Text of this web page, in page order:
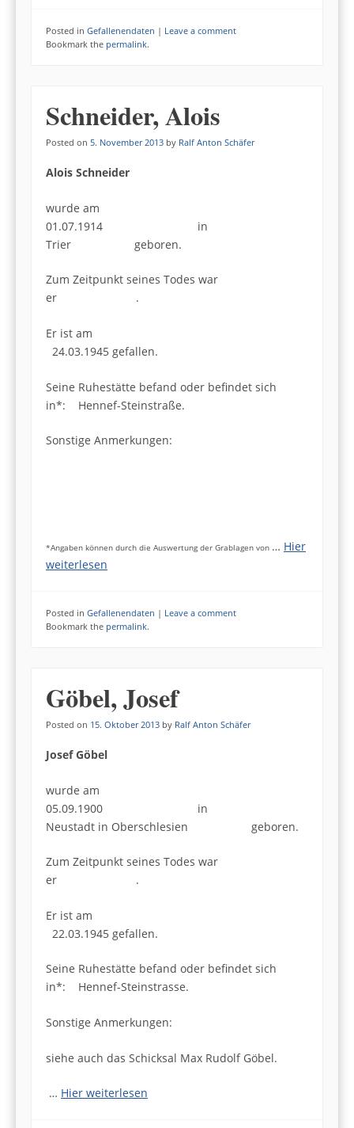
Posted in Gefallenendaten | Leave a comment
Bookmark the permalink.
Schneider, Alois
Posted on 5. November 2013 by Ralf Anton Schäfer
Alois Schneider
wurde am
01.07.1914 in
Trier geboren.
Zum Zeitpunkt seines Todes war
er .
Er ist am
24.03.1945 gefallen.
Seine Ruhestätte befand oder befindet sich
in*: Hennef-Steinstraße.
Sonstige Anmerkungen:
*Angaben können durch die Auswertung der Grablagen von … Hier
weiterlesen
Posted in Gefallenendaten | Leave a comment
Bookmark the permalink.
Göbel, Josef
Posted on 15. Oktober 2013 by Ralf Anton Schäfer
Josef Göbel
wurde am
05.09.1900 in
Neustadt in Oberschlesien geboren.
Zum Zeitpunkt seines Todes war
er .
Er ist am
22.03.1945 gefallen.
Seine Ruhestätte befand oder befindet sich
in*: Hennef-Steinstrasse.
Sonstige Anmerkungen:
siehe auch das Schicksal Max Rudolf Göbel.
… Hier weiterlesen